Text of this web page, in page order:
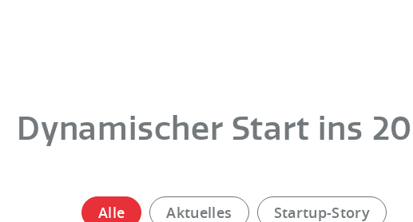
Dynamischer Start ins
Alle Aktuelles Startup-Story